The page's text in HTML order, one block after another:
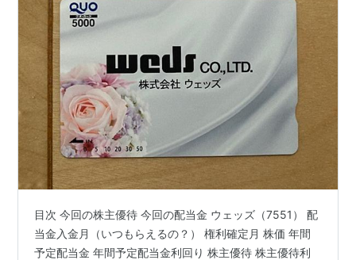
目次 今回の株主優待 今回の配当金 ウェッズ（7551） 配
当金入金月（いつもらえるの？） 権利確定月 株価 年間
予定配当金 年間予定配当金利回り 株主優待 株主優待利